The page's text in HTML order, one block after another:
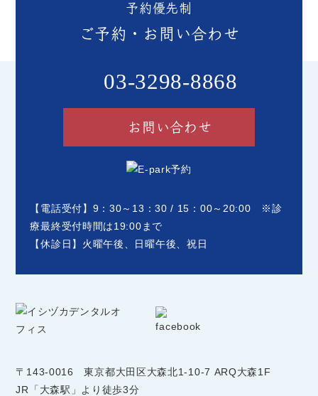
予約優先制
ご予約・お問い合わせ
03-3298-8868
お問い合わせ
【電話受付】9：30～13：30 / 15：00～20:00 ※診
療最終受付時間は19:00まで
【休診日】火曜午後、日曜午後、祝日
〒143-0016東京都大田区大森北1-10-7 ARQ大森1F
JR「大森駅」より徒歩3分